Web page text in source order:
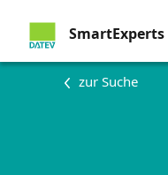
SmartExperts
zur Suche